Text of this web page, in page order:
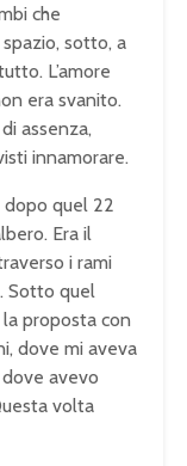
che
sotto, a
L’amore
era svanito.
assenza,
innamorare.
dopo quel 22
Era il
i rami
Sotto quel
proposta con
dove mi aveva
avevo
volta